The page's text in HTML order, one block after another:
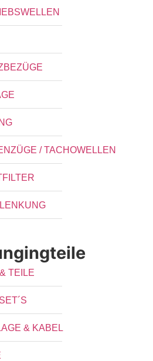
/ TACHOWELLEN
TEILE
& KABEL